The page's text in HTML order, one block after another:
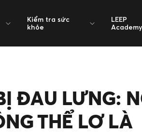
Kiểm tra sức
khỏe
LEEP
Academy
ĐAU LƯNG:
THỂ LƠ LÀ